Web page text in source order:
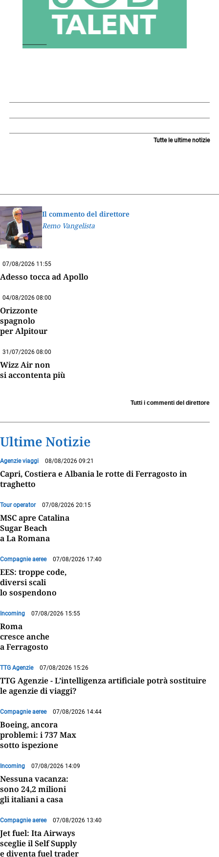
Il commento del direttore
Remo Vangelista
07/08/2026 11:55
Adesso tocca ad Apollo
04/08/2026 08:00
Orizzonte
spagnolo
per Alpitour
31/07/2026 08:00
Wizz Air non
si accontenta più
Tutti i commenti del direttore
Ultime Notizie
Agenzie viaggi 08/08/2026 09:21
Capri, Costiera e Albania le rotte di Ferragosto in
traghetto
Tour operator 07/08/2026 20:15
MSC apre Catalina
Sugar Beach
a La Romana
Compagnie aeree 07/08/2026 17:40
EES: troppe code,
diversi scali
lo sospendono
Incoming 07/08/2026 15:55
Roma
cresce anche
a Ferragosto
TTG Agenzie 07/08/2026 15:26
TTG Agenzie - L’intelligenza artificiale potrà sostituire
le agenzie di viaggi?
Compagnie aeree 07/08/2026 14:44
Boeing, ancora
problemi: i 737 Max
sotto ispezione
Incoming 07/08/2026 14:09
Nessuna vacanza:
sono 24,2 milioni
gli italiani a casa
Compagnie aeree 07/08/2026 13:40
Jet fuel: Ita Airways
sceglie il Self Supply
e diventa fuel trader
Tutte le ultime notizie